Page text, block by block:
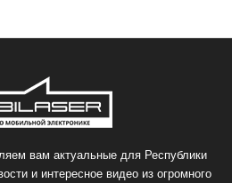
вам актуальные для Республики
и интересное видео из огромного